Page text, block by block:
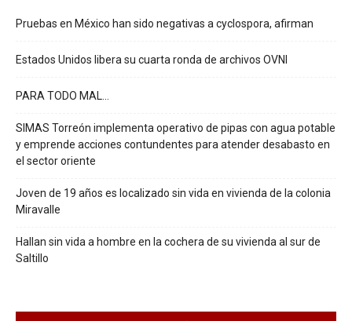
Pruebas en México han sido negativas a cyclospora, afirman
Estados Unidos libera su cuarta ronda de archivos OVNI
PARA TODO MAL…
SIMAS Torreón implementa operativo de pipas con agua potable
y emprende acciones contundentes para atender desabasto en
el sector oriente
Joven de 19 años es localizado sin vida en vivienda de la colonia
Miravalle
Hallan sin vida a hombre en la cochera de su vivienda al sur de
Saltillo